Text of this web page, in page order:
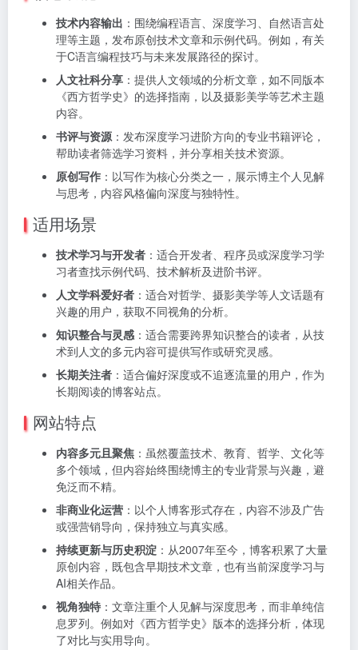
技术内容输出 ：围绕编程语言、深度学习、自然语言处
理等主题，发布原创技术文章和示例代码。例如，有关
于C语言编程技巧与未来发展路径的探讨。
人文社科分享 ：提供人文领域的分析文章，如不同版本
《西方哲学史》的选择指南，以及摄影美学等艺术主题
内容。
书评与资源：发布深度学习进阶方向的专业书籍评论，
帮助读者筛选学习资料，并分享相关技术资源。
原创写作 ：以写作为核心分类之一，展示博主个人见解
与思考，内容风格偏向深度与独特性。
适用场景
技术学习与开发者 ：适合开发者、程序员或深度学习学
习者查找示例代码、技术解析及进阶书评。
人文学科爱好者 ：适合对哲学、摄影美学等人文话题有
兴趣的用户，获取不同视角的分析。
知识整合与灵感 ：适合需要跨界知识整合的读者，从技
术到人文的多元内容可提供写作或研究灵感。
长期关注者 ：适合偏好深度或不追逐流量的用户，作为
长期阅读的博客站点。
网站特点
内容多元且聚焦 ：虽然覆盖技术、教育、哲学、文化等
多个领域，但内容始终围绕博主的专业背景与兴趣，避
免泛而不精。
非商业化运营 ：以个人博客形式存在，内容不涉及广告
或强营销导向，保持独立与真实感。
持续更新与历史积淀 ：从2007年至今，博客积累了大量
原创内容，既包含早期技术文章，也有当前深度学习与
AI相关作品。
视角独特 ：文章注重个人见解与深度思考，而非单纯信
息罗列。例如对《西方哲学史》版本的选择分析，体现
了对比与实用导向。